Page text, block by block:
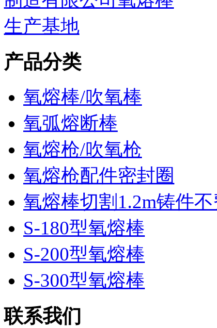
产品分类
氧熔棒/吹氧棒
氧弧熔断棒
氧熔枪/吹氧枪
氧熔枪配件密封圈
氧熔棒切割1.2m铸件
S-180型氧熔棒
S-200型氧熔棒
S-300型氧熔棒
联系我们